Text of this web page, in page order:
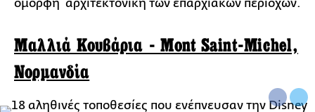
όμορφη αρχιτεκτονική των επαρχιακών περιοχών.
Μαλλιά Κουβάρια - Mont Saint-Michel,
Νορμανδία